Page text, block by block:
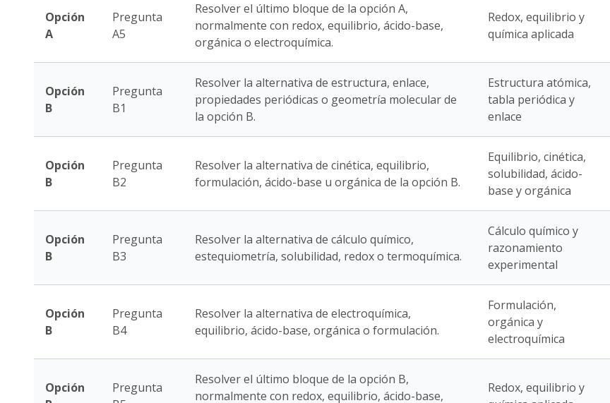
Opción
A
Pregunta
A5
Resolver el último bloque de la opción A,
normalmente con redox, equilibrio, ácido-base,
orgánica o electroquímica.
Redox, equilibrio y
química aplicada
Opción
B
Pregunta
B1
Resolver la alternativa de estructura, enlace,
propiedades periódicas o geometría molecular de
la opción B.
Estructura atómica,
tabla periódica y
enlace
Opción
B
Pregunta
B2
Resolver la alternativa de cinética, equilibrio,
formulación, ácido-base u orgánica de la opción B.
Equilibrio, cinética,
solubilidad, ácido-
base y orgánica
Opción
B
Pregunta
B3
Resolver la alternativa de cálculo químico,
estequiometría, solubilidad, redox o termoquímica.
Cálculo químico y
razonamiento
experimental
Opción
B
Pregunta
B4
Resolver la alternativa de electroquímica,
equilibrio, ácido-base, orgánica o formulación.
Formulación,
orgánica y
electroquímica
Opción
Pregunta
Resolver el último bloque de la opción B,
normalmente con redox, equilibrio, ácido-base,
Redox, equilibrio y